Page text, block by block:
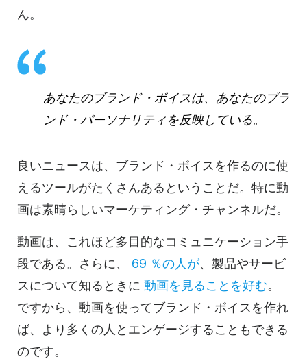
ん。
あなたのブランド・ボイスは、あなたのブラ
ンド・パーソナリティを反映している。
良いニュースは、ブランド・ボイスを作るのに使
えるツールがたくさんあるということだ。特に動
画は素晴らしいマーケティング・チャンネルだ。
動画は、これほど多目的なコミュニケーション手
段である。さらに、 69 ％の人が、製品やサービ
スについて知るときに 動画を見ることを好む。
ですから、動画を使ってブランド・ボイスを作れ
ば、より多くの人とエンゲージすることもできる
のです。